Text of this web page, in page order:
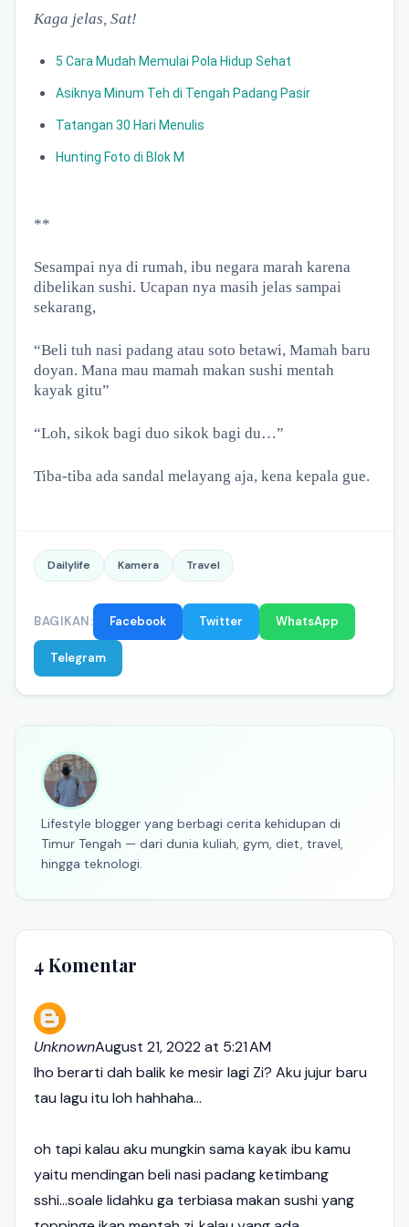
Kaga jelas, Sat!
5 Cara Mudah Memulai Pola Hidup Sehat
Asiknya Minum Teh di Tengah Padang Pasir
Tatangan 30 Hari Menulis
Hunting Foto di Blok M
**
Sesampai nya di rumah, ibu negara marah karena
dibelikan sushi. Ucapan nya masih jelas sampai
sekarang,
“Beli tuh nasi padang atau soto betawi, Mamah baru
doyan. Mana mau mamah makan sushi mentah
kayak gitu”
“Loh, sikok bagi duo sikok bagi du…”
Tiba-tiba ada sandal melayang aja, kena kepala gue.
Dailylife Kamera Travel
BAGIKAN: Facebook Twitter WhatsApp
Telegram
Lifestyle blogger yang berbagi cerita kehidupan di
Timur Tengah — dari dunia kuliah, gym, diet, travel,
hingga teknologi.
4 Komentar
UnknownAugust 21, 2022 at 5:21 AM
lho berarti dah balik ke mesir lagi Zi? Aku jujur baru
tau lagu itu loh hahhaha...
oh tapi kalau aku mungkin sama kayak ibu kamu
yaitu mendingan beli nasi padang ketimbang
sshi...soale lidahku ga terbiasa makan sushi yang